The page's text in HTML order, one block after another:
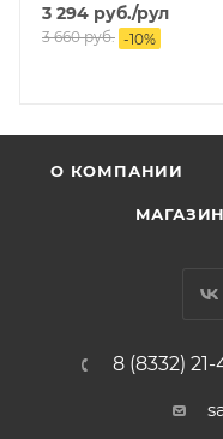
3 294 руб./рул
3 660руб. -10%
О КОМПАНИИ
8 (8332) 21-